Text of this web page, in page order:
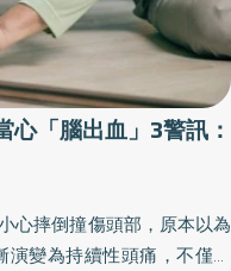
「腦出血」3警訊：
心摔倒撞傷頭部，原本以為
變為持續性頭痛，不僅走